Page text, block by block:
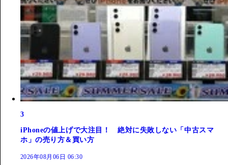
3
iPhoneの値上げで大注目！ 絶対に失敗しない「中古スマ
ホ」の売り方＆買い方
2026年08月06日 06:30